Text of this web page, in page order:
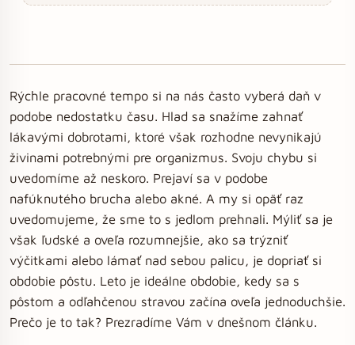
Rýchle pracovné tempo si na nás často vyberá daň v
podobe nedostatku času. Hlad sa snažíme zahnať
lákavými dobrotami, ktoré však rozhodne nevynikajú
živinami potrebnými pre organizmus. Svoju chybu si
uvedomíme až neskoro. Prejaví sa v podobe
nafúknutého brucha alebo akné. A my si opäť raz
uvedomujeme, že sme to s jedlom prehnali. Mýliť sa je
však ľudské a oveľa rozumnejšie, ako sa trýzniť
výčitkami alebo lámať nad sebou palicu, je dopriať si
obdobie pôstu. Leto je ideálne obdobie, kedy sa s
pôstom a odľahčenou stravou začína oveľa jednoduchšie.
Prečo je to tak? Prezradíme Vám v dnešnom článku.